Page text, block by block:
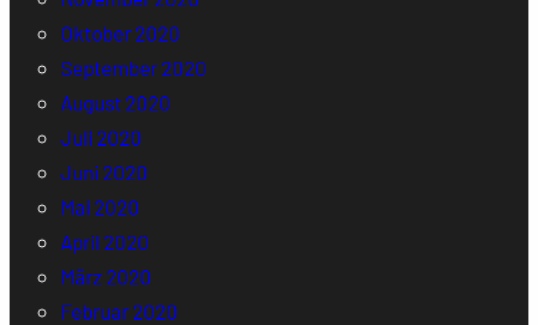
Oktober 2020
September 2020
August 2020
Juli 2020
Juni 2020
Mai 2020
April 2020
März 2020
Februar 2020